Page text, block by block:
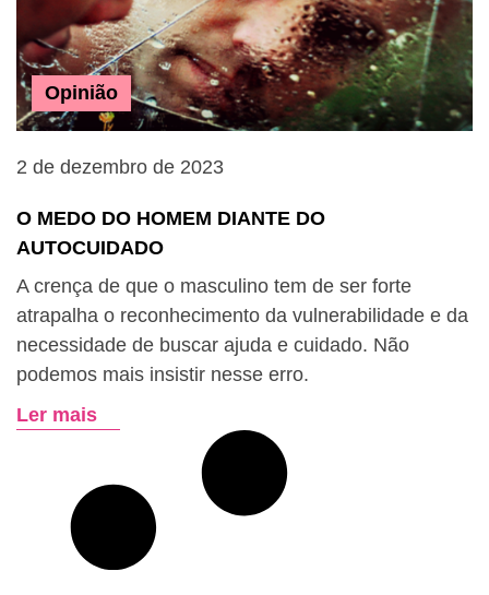
Opinião
2 de dezembro de 2023
O MEDO DO HOMEM DIANTE DO
AUTOCUIDADO
A crença de que o masculino tem de ser forte
atrapalha o reconhecimento da vulnerabilidade e da
necessidade de buscar ajuda e cuidado. Não
podemos mais insistir nesse erro.
Ler mais